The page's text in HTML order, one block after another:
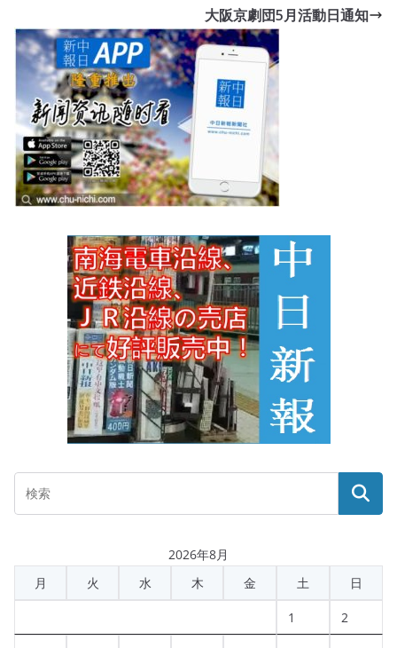
大阪京劇団5月活動日通知
2026年8月
月
火 水 木 金 土 日
1 2